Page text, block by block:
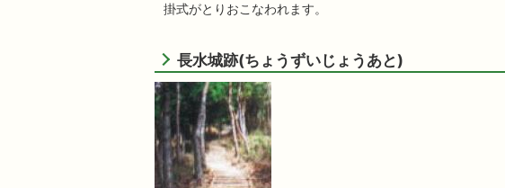
掛式がとりおこなわれます。
長水城跡(ちょうずいじょうあと)